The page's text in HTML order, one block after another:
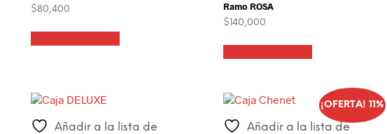
$80,400 Ramo ROSA
$140,000
Añadir a la lista de
¡OFERTA! 11%
Añadir a la lista de